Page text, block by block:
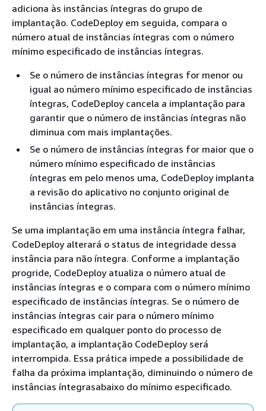
adiciona às instâncias íntegras do grupo de
implantação. CodeDeploy em seguida, compara o
número atual de instâncias íntegras com o número
mínimo especificado de instâncias íntegras.
Se o número de instâncias íntegras for menor ou
igual ao número mínimo especificado de instâncias
íntegras, CodeDeploy cancela a implantação para
garantir que o número de instâncias íntegras não
diminua com mais implantações.
Se o número de instâncias íntegras for maior que o
número mínimo especificado de instâncias
íntegras em pelo menos uma, CodeDeploy implanta
a revisão do aplicativo no conjunto original de
instâncias íntegras.
Se uma implantação em uma instância íntegra falhar,
CodeDeploy alterará o status de integridade dessa
instância para não íntegra. Conforme a implantação
progride, CodeDeploy atualiza o número atual de
instâncias íntegras e o compara com o número mínimo
especificado de instâncias íntegras. Se o número de
instâncias íntegras cair para o número mínimo
especificado em qualquer ponto do processo de
implantação, a implantação CodeDeploy será
interrompida. Essa prática impede a possibilidade de
falha da próxima implantação, diminuindo o número de
instâncias íntegras​abaixo do mínimo especificado.